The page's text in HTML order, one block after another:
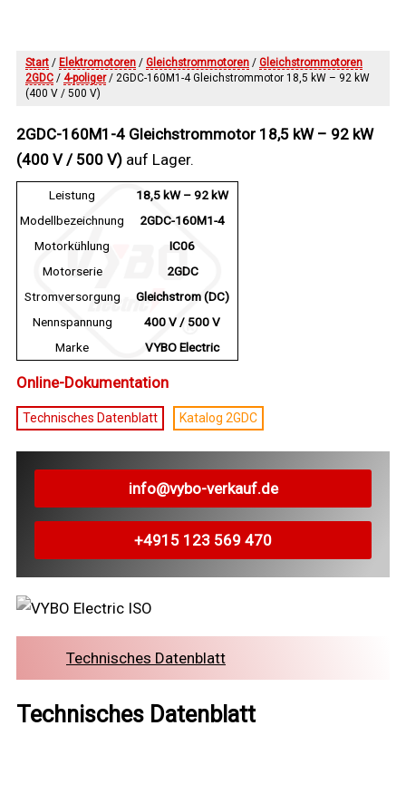
Start / Elektromotoren / Gleichstrommotoren / Gleichstrommotoren
2GDC / 4-poliger/ 2GDC-160M1-4 Gleichstrommotor 18,5 kW – 92 kW
(400 V / 500 V)
2GDC-160M1-4 Gleichstrommotor 18,5 kW – 92 kW
(400 V / 500 V) auf Lager.
Leistung
18,5 kW – 92 kW
Modellbezeichnung
2GDC-160M1-4
Motorkühlung
IC06
Motorserie
2GDC
Stromversorgung
Gleichstrom (DC)
Nennspannung
400 V / 500 V
Marke
VYBO Electric
Online-Dokumentation
Technisches Datenblatt Katalog 2GDC
info@vybo-verkauf.de
+4915 123 569 470
Technisches Datenblatt
Technisches Datenblatt